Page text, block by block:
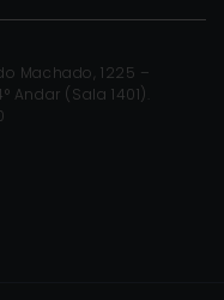
Machado, 1225 –
Andar (Sala 1401).